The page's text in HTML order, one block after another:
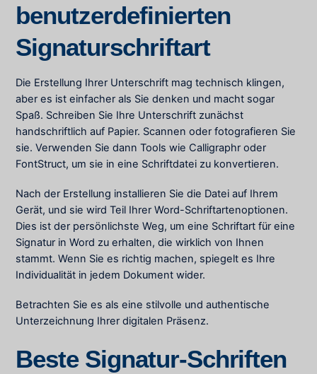
benutzerdefinierten
Signaturschriftart
Die Erstellung Ihrer Unterschrift mag technisch klingen,
aber es ist einfacher als Sie denken und macht sogar
Spaß. Schreiben Sie Ihre Unterschrift zunächst
handschriftlich auf Papier. Scannen oder fotografieren Sie
sie. Verwenden Sie dann Tools wie Calligraphr oder
FontStruct, um sie in eine Schriftdatei zu konvertieren.
Nach der Erstellung installieren Sie die Datei auf Ihrem
Gerät, und sie wird Teil Ihrer Word-Schriftartenoptionen.
Dies ist der persönlichste Weg, um eine Schriftart für eine
Signatur in Word zu erhalten, die wirklich von Ihnen
stammt. Wenn Sie es richtig machen, spiegelt es Ihre
Individualität in jedem Dokument wider.
Betrachten Sie es als eine stilvolle und authentische
Unterzeichnung Ihrer digitalen Präsenz.
Beste Signatur-Schriften